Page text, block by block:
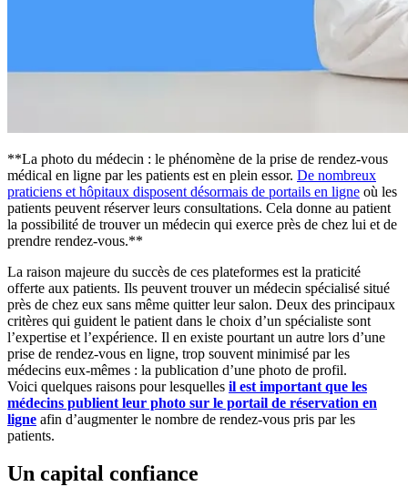
**La photo du médecin : le phénomène de la prise de rendez-vous
médical en ligne par les patients est en plein essor. De nombreux
praticiens et hôpitaux disposent désormais de portails en ligne où les
patients peuvent réserver leurs consultations. Cela donne au patient
la possibilité de trouver un médecin qui exerce près de chez lui et de
prendre rendez-vous.**
La raison majeure du succès de ces plateformes est la praticité
offerte aux patients. Ils peuvent trouver un médecin spécialisé situé
près de chez eux sans même quitter leur salon. Deux des principaux
critères qui guident le patient dans le choix d’un spécialiste sont
l’expertise et l’expérience. Il en existe pourtant un autre lors d’une
prise de rendez-vous en ligne, trop souvent minimisé par les
médecins eux-mêmes : la publication d’une photo de profil.
Voici quelques raisons pour lesquelles il est important que les
médecins publient leur photo sur le portail de réservation en
ligne afin d’augmenter le nombre de rendez-vous pris par les
patients.
Un capital confiance